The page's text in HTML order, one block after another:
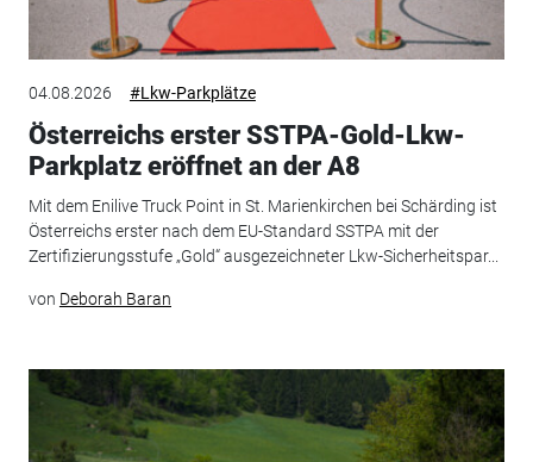
04.08.2026 #Lkw-Parkplätze
Österreichs erster SSTPA-Gold-Lkw-
Parkplatz eröffnet an der A8
Mit dem Enilive Truck Point in St. Marienkirchen bei Schärding ist
Österreichs erster nach dem EU-Standard SSTPA mit der
Zertifizierungsstufe „Gold“ ausgezeichneter Lkw-Sicherheitspar...
von Deborah Baran